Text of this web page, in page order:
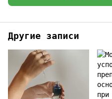
Другие записи